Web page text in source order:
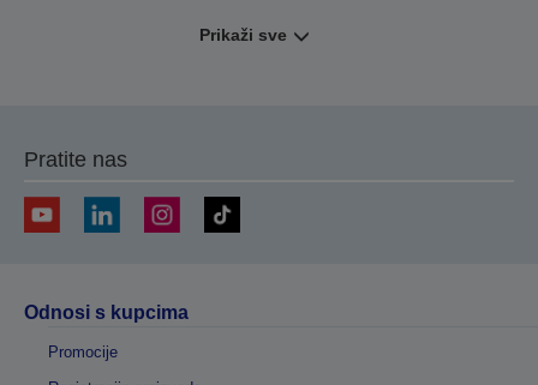
Prikaži sve
Pratite nas
Odnosi s kupcima
Promocije